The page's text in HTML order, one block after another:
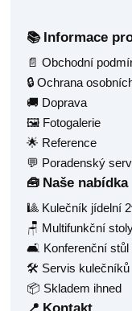
📚 Informace
📄 Obchodní
🔒 Ochrana
🚚 Doprava
🖼️ Fotogalerie
🌟 Reference
💬 Poradenský
🧰 Naše nabídka
🎱 Kulečník jídelní
🪑 Multifunkční
🛋️ Konferenční stůl
🛠️ Servis kulečníků
📦 Skladem ihned
📍